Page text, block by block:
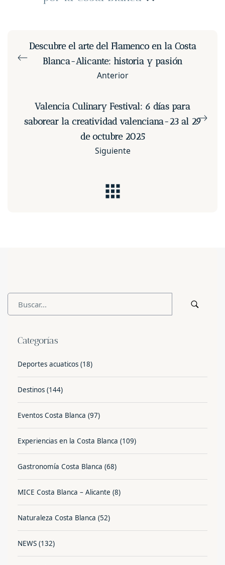
Descubre el arte del Flamenco en la Costa
Blanca-Alicante: historia y pasión
Anterior
Valencia Culinary Festival: 6 días para
saborear la creatividad valenciana-23 al 29
de octubre 2025
Siguiente
Categorías
Deportes acuaticos (18)
Destinos (144)
Eventos Costa Blanca (97)
Experiencias en la Costa Blanca (109)
Gastronomía Costa Blanca (68)
MICE Costa Blanca – Alicante (8)
Naturaleza Costa Blanca (52)
NEWS (132)